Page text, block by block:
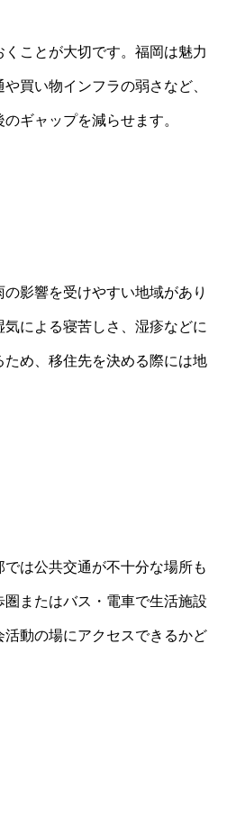
ことが大切です。福岡は魅力
買い物インフラの弱さなど、
ギャップを減らせます。
影響を受けやすい地域があり
による寝苦しさ、湿疹などに
め、移住先を決める際には地
は公共交通が不十分な場所も
またはバス・電車で生活施設
動の場にアクセスできるかど